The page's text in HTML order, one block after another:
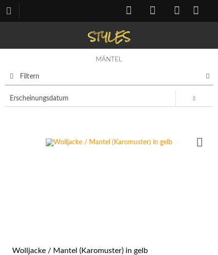
MÄNTEL
Filtern
Wolljacke / Mantel (Karomuster) in gelb